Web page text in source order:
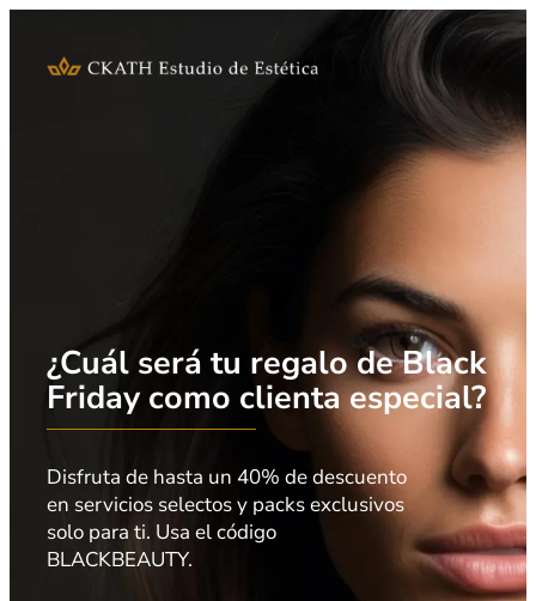
¿Cuál será tu regalo de Black
Friday como clienta especial?
Disfruta de hasta un 40% de descuento
en servicios selectos y packs exclusivos
solo para ti. Usa el código
BLACKBEAUTY.